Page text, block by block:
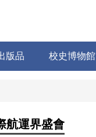
版品 校史博物館
航運界盛會